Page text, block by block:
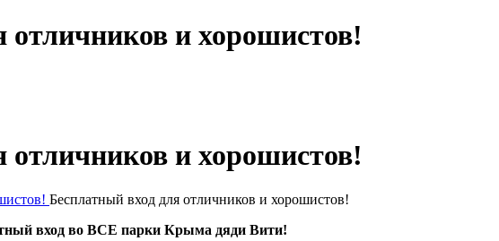
отличников и хорошистов!
отличников и хорошистов!
Бесплатный вход для отличников и хорошистов!
вход во ВСЕ парки Крыма дяди Вити!